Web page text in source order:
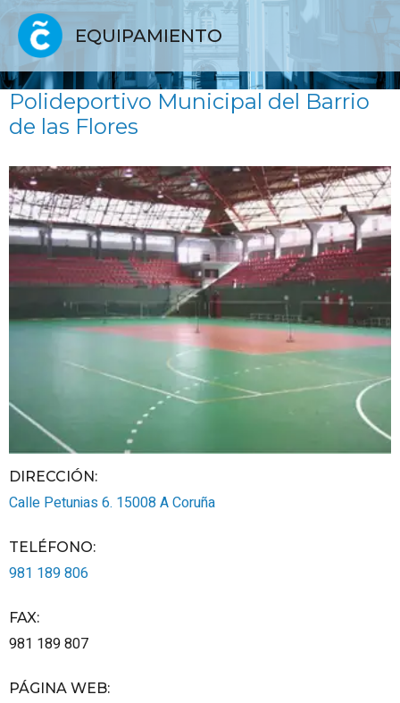
EQUIPAMIENTO
Polideportivo Municipal del Barrio
de las Flores
DIRECCIÓN:
Calle Petunias 6. 15008A Coruña
TELÉFONO:
981 189 806
FAX:
981 189 807
PÁGINA WEB: